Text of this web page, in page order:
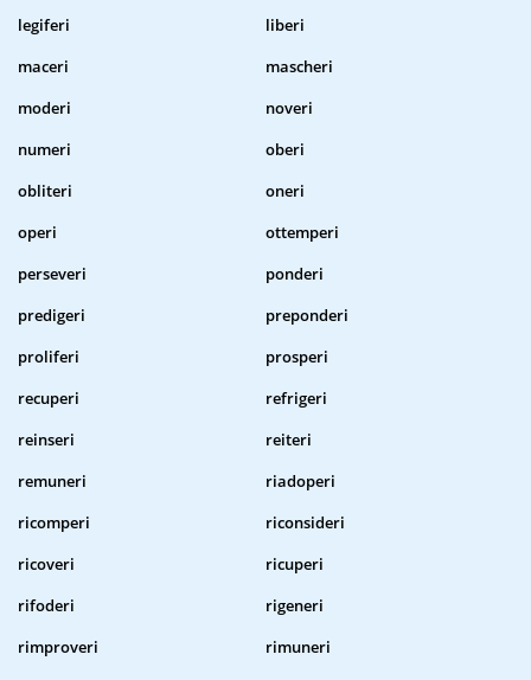
legiferi
liberi
maceri
mascheri
moderi
noveri
numeri
oberi
obliteri
oneri
operi
ottemperi
perseveri
ponderi
predigeri
preponderi
proliferi
prosperi
recuperi
refrigeri
reinseri
reiteri
remuneri
riadoperi
ricomperi
riconsideri
ricoveri
ricuperi
rifoderi
rigeneri
rimproveri
rimuneri